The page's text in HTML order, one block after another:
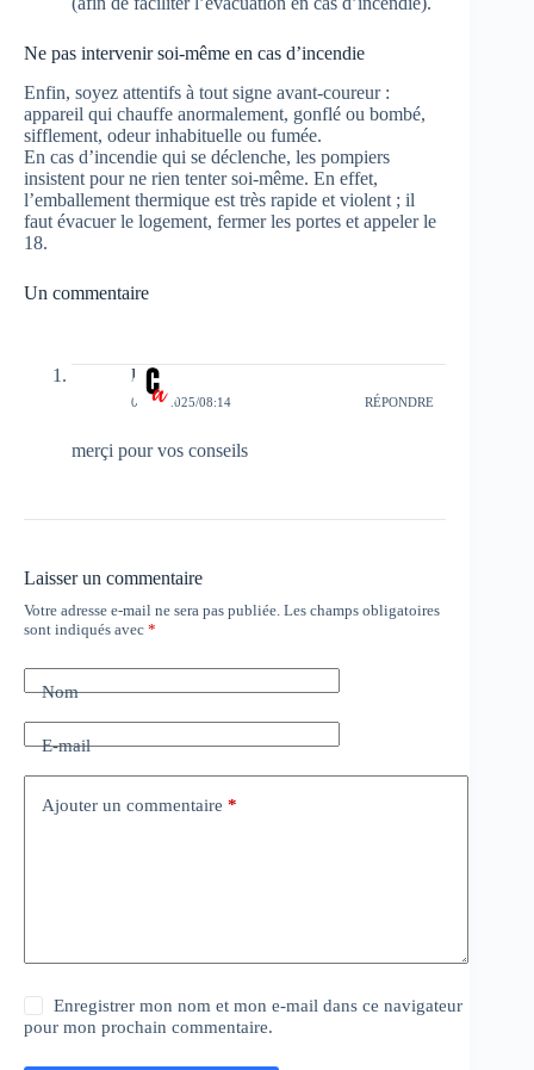
Ne pas intervenir soi-même en cas d’incendie
Enfin, soyez attentifs à tout signe avant-coureur :
appareil qui chauffe anormalement, gonflé ou bombé,
sifflement, odeur inhabituelle ou fumée.
En cas d’incendie qui se déclenche, les pompiers
insistent pour ne rien tenter soi-même. En effet,
l’emballement thermique est très rapide et violent ; il
faut évacuer le logement, fermer les portes et appeler le
18.
Un commentaire
lefftz
04/07/2025/08:14 RÉPONDRE
merçi pour vos conseils
Laisser un commentaire
Votre adresse e-mail ne sera pas publiée. Les champs obligatoires
sont indiqués avec *
Nom
E-mail
Ajouter un commentaire *
Enregistrer mon nom et mon e-mail dans ce navigateur
pour mon prochain commentaire.